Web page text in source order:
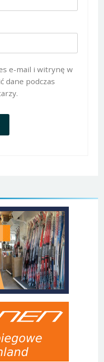
e-mail i witrynę w
dane podczas